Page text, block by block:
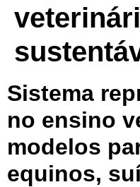
Sistema
no ensino
modelos
equinos,